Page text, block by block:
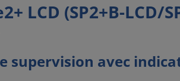
LCD (SP2+B-
supervision avec